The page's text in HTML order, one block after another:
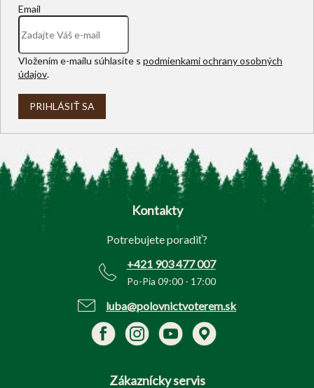
Email
Vložením e-mailu súhlasíte s podmienkami ochrany osobných
údajov.
PRIHLÁSIŤ SA
Z
Kontakty
Potrebujete poradiť?
+421 903 477 007
Po-Pia 09:00 - 17:00
luba@polovnictvoterem.sk
Zákaznícky servis